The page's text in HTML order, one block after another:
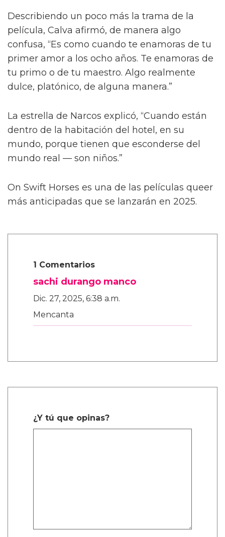
Describiendo un poco más la trama de la
película, Calva afirmó, de manera algo
confusa, “Es como cuando te enamoras de tu
primer amor a los ocho años. Te enamoras de
tu primo o de tu maestro. Algo realmente
dulce, platónico, de alguna manera.”
La estrella de Narcos explicó, “Cuando están
dentro de la habitación del hotel, en su
mundo, porque tienen que esconderse del
mundo real — son niños.”
On Swift Horses es una de las películas queer
más anticipadas que se lanzarán en 2025.
1 Comentarios
sachi durango manco
Dic. 27, 2025, 6:38 a.m.
Mencanta
¿Y tú que opinas?